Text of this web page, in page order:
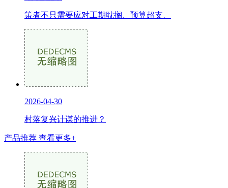
策者不只需要应对工期耽搁、预算超支、
2026-04-30
村落复兴计谋的推进？
产品推荐 查看更多+